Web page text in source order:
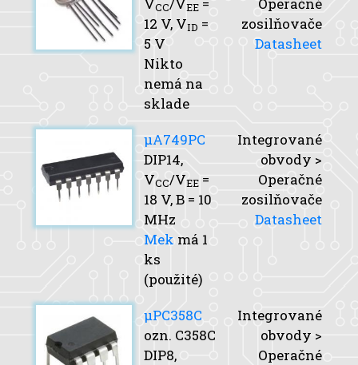
CC EE
12 V, VID =
5 V
Nikto
nemá na
sklade
zosilňovače
Datasheet
μA749PC
DIP14,
VCC/VEE =
18 V,B = 10
MHz
Mek má 1
ks
(použité)
Integrované
obvody >
Operačné
zosilňovače
Datasheet
μPC358C
ozn. C358C
DIP8,
Integrované
obvody >
Operačné